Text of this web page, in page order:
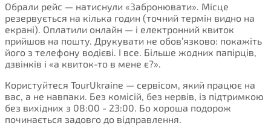
Обрали рейс — натиснули «Забронювати». Місце
резервується на кілька годин (точний термін видно на
екрані). Оплатили онлайн — і електронний квиток
прийшов на пошту. Друкувати не обов’язково: покажіть
його з телефону водієві. І все. Більше жодних папірців,
дзвінків і «а квиток-то в мене є?».
Користуйтеся TourUkraine — сервісом, який працює на
вас, а не навпаки. Без комісій, без нервів, із підтримкою
без вихідних з 08:00 - 23:00. Бо хороша подорож
починається задовго до відправлення.